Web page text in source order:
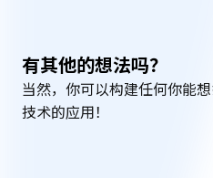
有其他的想法吗？
当然，你可以构建任何你能
技术的应用！